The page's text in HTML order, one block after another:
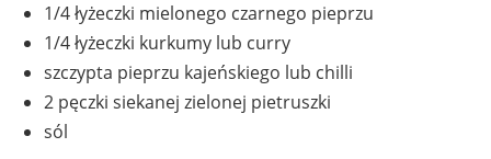
1/4 łyżeczki mielonego czarnego pieprzu
1/4 łyżeczki kurkumy lub curry
szczypta pieprzu kajeńskiego lub chilli
2 pęczki siekanej zielonej pietruszki
sól